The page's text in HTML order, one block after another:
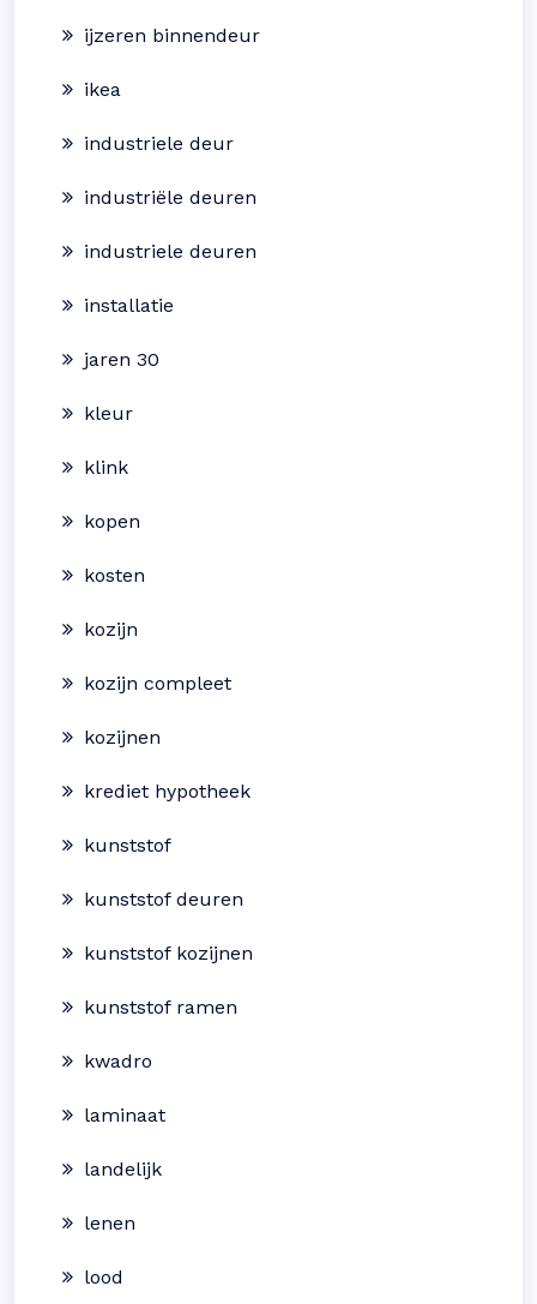
ijzeren binnendeur
ikea
industriele deur
industriële deuren
industriele deuren
installatie
jaren 30
kleur
klink
kopen
kosten
kozijn
kozijn compleet
kozijnen
krediet hypotheek
kunststof
kunststof deuren
kunststof kozijnen
kunststof ramen
kwadro
laminaat
landelijk
lenen
lood